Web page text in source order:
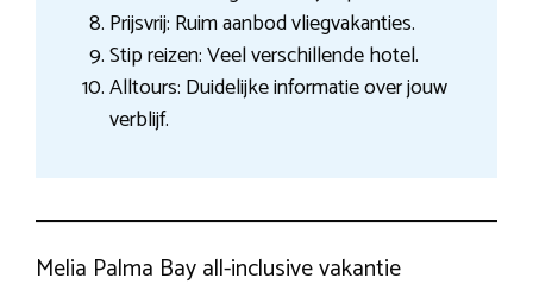
Prijsvrij: Ruim aanbod vliegvakanties.
Stip reizen: Veel verschillende hotel.
Alltours: Duidelijke informatie over jouw
verblijf.
Melia Palma Bay all-inclusive vakantie